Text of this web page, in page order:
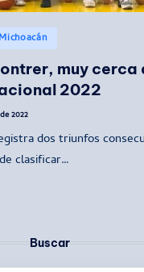
muy cerca
2022
2022
dos triunfos
clasificar…
Buscar